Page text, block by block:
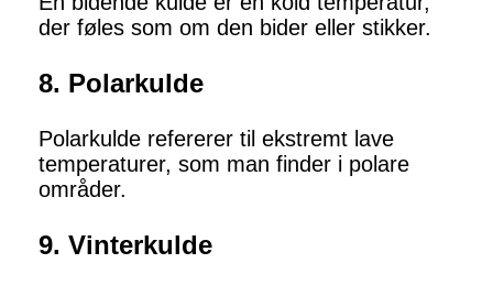
der føles som om den bider eller stikker.
8. Polarkulde
Polarkulde refererer til ekstremt lave
temperaturer, som man finder i polare
områder.
9. Vinterkulde